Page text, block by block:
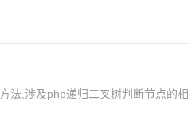
法,涉及php递归二叉树判断节点的相